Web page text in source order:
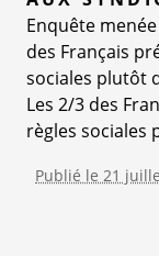
Enquête
des Français
sociales plutôt
Les 2/3 des
règles sociales
Publié le 21